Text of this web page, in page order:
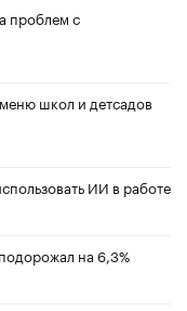
проблем с
школ и детсадов
ИИ в работе
на 6,3%